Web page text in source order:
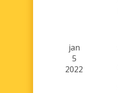
jan
5
2022